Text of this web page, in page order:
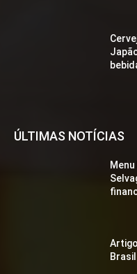
ÚLTIMAS NOTÍCIAS